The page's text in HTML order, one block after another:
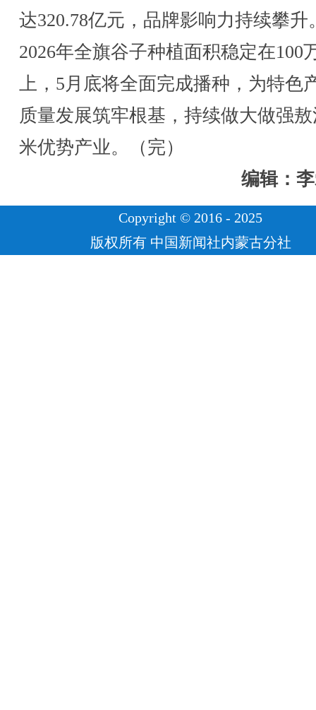
达320.78亿元，品牌影响力持续攀升
2026年全旗谷子种植面积稳定在100
上，5月底将全面完成播种，为特色
质量发展筑牢根基，持续做大做强
米优势产业。（完）
编辑：
Copyright © 2016 - 2025
版权所有 中国新闻社内蒙古分社